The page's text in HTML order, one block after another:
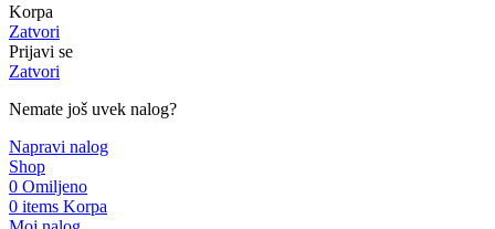
Korpa
Zatvori
Prijavi se
Zatvori
Nemate još uvek nalog?
Napravi nalog
Shop
0 Omiljeno
0 items Korpa